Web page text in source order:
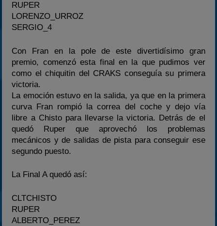
RUPER
LORENZO_URROZ
SERGIO_4
Con Fran en la pole de este divertidísimo gran
premio, comenzó esta final en la que pudimos ver
como el chiquitin del CRAKS conseguía su primera
victoria.
La emoción estuvo en la salida, ya que en la primera
curva Fran rompió la correa del coche y dejo vía
libre a Chisto para llevarse la victoria. Detrás de el
quedó Ruper que aprovechó los problemas
mecánicos y de salidas de pista para conseguir ese
segundo puesto.
La Final A quedó así:
CLTCHISTO
RUPER
ALBERTO_PEREZ